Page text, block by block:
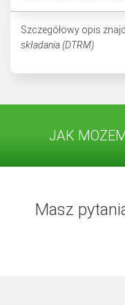
Szczegółowy opis
składania (DTRM)
JAK
Masz